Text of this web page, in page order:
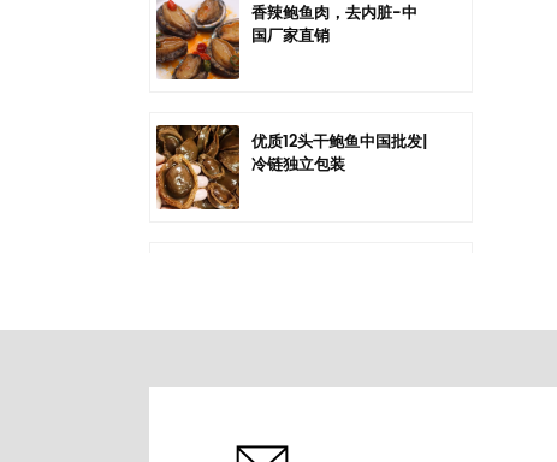
香辣鲍鱼肉，去内脏-中
国厂家直销
优质12头干鲍鱼中国批发|
冷链独立包装